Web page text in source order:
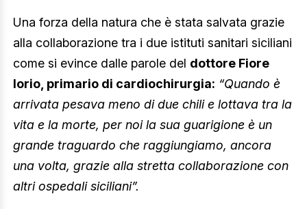
Una forza della natura che è stata salvata grazie
alla collaborazione tra i due istituti sanitari siciliani
come si evince dalle parole del dottore Fiore
Iorio, primario di cardiochirurgia: “Quando è
arrivata pesava meno di due chili e lottava tra la
vita e la morte, per noi la sua guarigione è un
grande traguardo che raggiungiamo, ancora
una volta, grazie alla stretta collaborazione con
altri ospedali siciliani”.